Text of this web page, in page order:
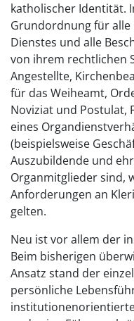
katholischer Identität.
Grundordnung für alle
Dienstes und alle
von ihrem rechtlichen
Angestellte,
für das Weiheamt,
Noviziat und Postulat,
eines
(beispielsweise
Auszubildende und
Organmitglieder sind,
Anforderungen an
gelten.
Neu ist vor allem der
Beim bisherigen
Ansatz stand der
persönliche